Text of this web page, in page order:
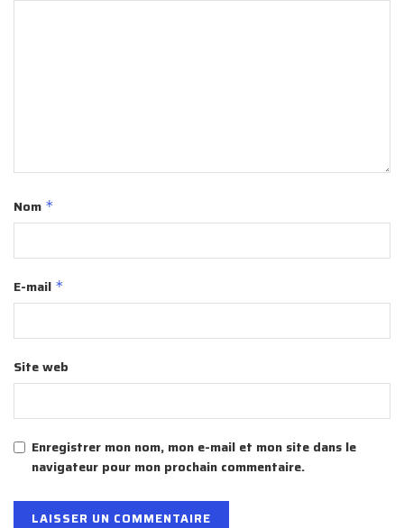
Nom *
E-mail *
Site web
Enregistrer mon nom, mon e-mail et mon site dans le
navigateur pour mon prochain commentaire.